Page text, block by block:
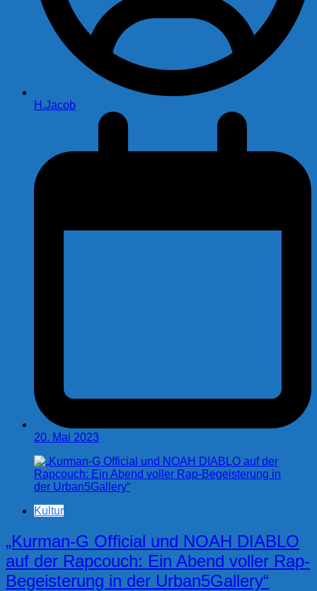
H.Jacob
20. Mai 2023
Kultur
„Kurman-G Official und NOAH DIABLO
auf der Rapcouch: Ein Abend voller Rap-
Begeisterung in der Urban5Gallery“